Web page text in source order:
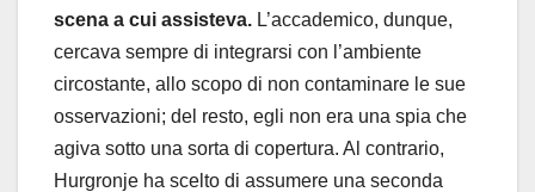
scena a cui assisteva. L’accademico, dunque,
cercava sempre di integrarsi con l’ambiente
circostante, allo scopo di non contaminare le sue
osservazioni; del resto, egli non era una spia che
agiva sotto una sorta di copertura. Al contrario,
Hurgronje ha scelto di assumere una seconda